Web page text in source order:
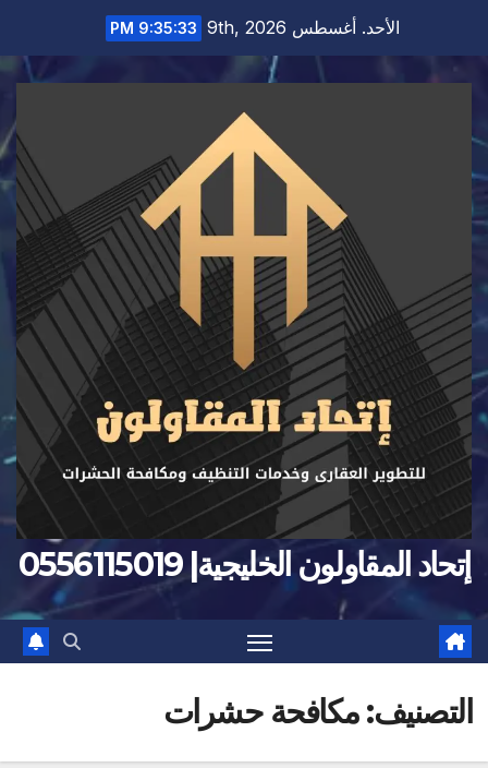
content
الأحد. أغسطس 9th, 2026 9:35:34 PM
إتحاد المقاولون الخليجية| 0556115019
التصنيف:مكافحة حشرات